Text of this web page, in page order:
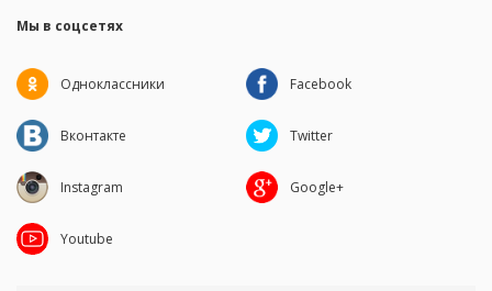
Мы в соцсетях
Одноклассники Facebook
Вконтакте Twitter
Instagram Google+
Youtube